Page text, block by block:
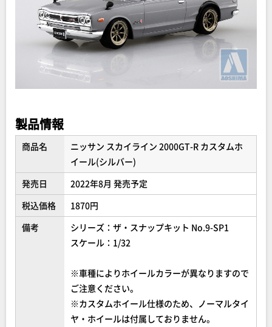
製品情報
商品名
ニッサン スカイライン 2000GT-R カスタムホ
イール(シルバー)
発売日
2022年8月 発売予定
税込価格
1870円
備考
シリーズ：ザ・スナップキット No.9-SP1
スケール：1/32
※車種によりホイールカラーが異なりますので
ご注意ください。
※カスタムホイール仕様のため、ノーマルタイ
ヤ・ホイールは付属しておりません。